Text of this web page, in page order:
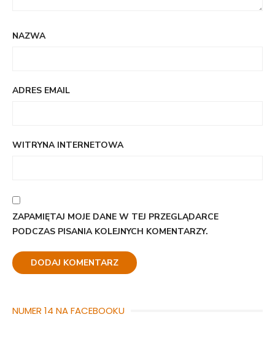
NAZWA
ADRES EMAIL
WITRYNA INTERNETOWA
ZAPAMIĘTAJ MOJE DANE W TEJ PRZEGLĄDARCE
PODCZAS PISANIA KOLEJNYCH KOMENTARZY.
NUMER 14 NA FACEBOOKU